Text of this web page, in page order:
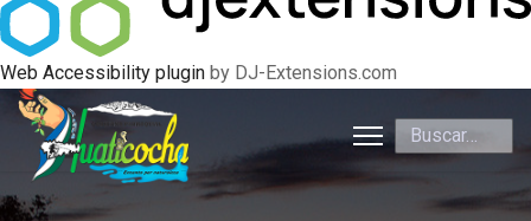
Web Accessibility plugin by DJ-Extensions.com
Buscar